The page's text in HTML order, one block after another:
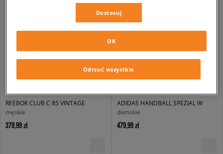
REEBOK CLUB C 85 VINTAGE
męskie
379,99 zł
ADIDAS HANDBALL SPEZIAL W
damskie
479,99 zł
Dostosuj
Odrzuć wszystkie
OK